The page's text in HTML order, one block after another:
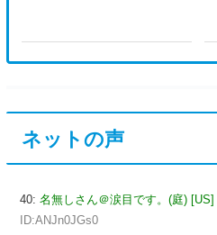
ネットの声
40: 名無しさん＠涙目です。(庭) [US]
ID:ANJn0JGs0